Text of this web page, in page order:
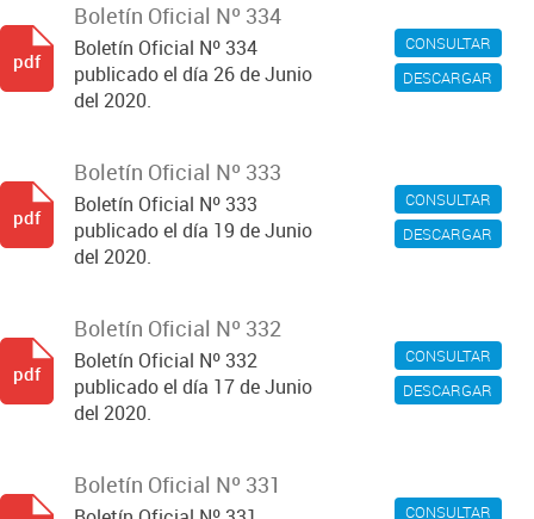
CONSULTAR
DESCARGAR
Boletín Oficial Nº 334
Boletín Oficial Nº 334
publicado el día 26 de Junio
del 2020.
pdf
CONSULTAR
DESCARGAR
Boletín Oficial Nº 333
Boletín Oficial Nº 333
publicado el día 19 de Junio
del 2020.
pdf
CONSULTAR
DESCARGAR
Boletín Oficial Nº 332
Boletín Oficial Nº 332
publicado el día 17 de Junio
del 2020.
pdf
CONSULTAR
Boletín Oficial Nº 331